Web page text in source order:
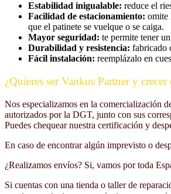
Estabilidad inigualable: reduce el
Facilidad de estacionamiento: omite
que el patinete se vuelque o se caiga.
Mayor seguridad: te permite tener
Durabilidad y resistencia: fabricado
Fácil instalación: reemplázalo en
¿Quieres ser Vankus Partner y
Nos especializamos en la comercialización
autorizados por la DGT, junto con sus
Puedes chequear nuestra certificación y
En caso de encontrar algún imprevisto o
¿Realizamos envíos? Si, vamos por toda
Si cuentas con una tienda o taller de